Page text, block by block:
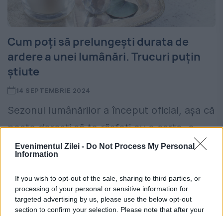
Evenimentul Zilei - Do Not Process My Personal
Information
If you wish to opt-out of the sale, sharing to third parties, or
processing of your personal or sensitive information for
targeted advertising by us, please use the below opt-out
section to confirm your selection. Please note that after your
Cum poți să prelungești durata de
ardere a unei lumânări. Trucuri puțin
știute
14 SEPTEMBRIE 2024
Sezonul lumânărilor a început oficial, așa că
poate dorești să te răsfeți cu o carte, o
pătură și să admiri flacăra unei lumânări
designer poate...